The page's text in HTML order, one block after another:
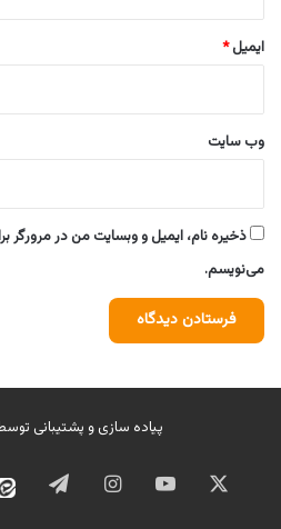
ایمیل*
وب‌ سایت
ذخیره نام، ایمیل و وبسایت من در مرورگر
می‌نویسم.
پیاده سازی و پشتیبانی
ایکس یوتیوب اینستاگرامتلگرام